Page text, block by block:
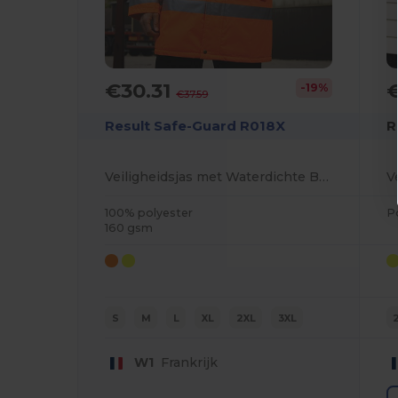
€30.31€37.59 -19%
Result Safe-Guard R018X
Veiligheidsjas met Waterdichte Bescherming
100% polyester
160 gsm
S M L XL 2XL 3XL
W1 Frankrijk